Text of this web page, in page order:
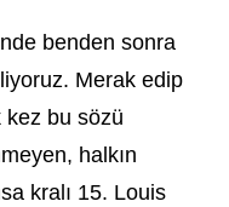
benden sonra
Merak edip
kez bu sözü
halkın
kralı 15. Louis